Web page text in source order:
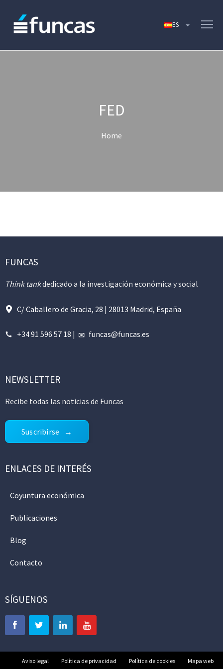
FED
Home
FUNCAS
Think tankdedicado a la investigación económica y social
C/ Caballero de Gracia, 28 | 28013 Madrid, España
+34 91 596 57 18 | funcas@funcas.es
NEWSLETTER
Recibe todas las noticias de Funcas
Suscribirse
ENLACES DE INTERÉS
Coyuntura económica
Publicaciones
Blog
Contacto
SÍGUENOS
Aviso legal Política de privacidad Política de cookies Mapa web